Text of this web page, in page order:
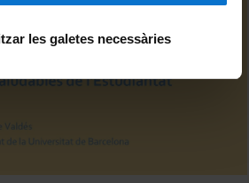
les galetes necessàries